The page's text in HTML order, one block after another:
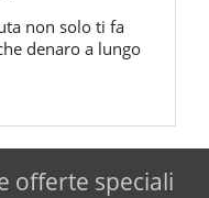
non solo ti fa
denaro a lungo
offerte speciali